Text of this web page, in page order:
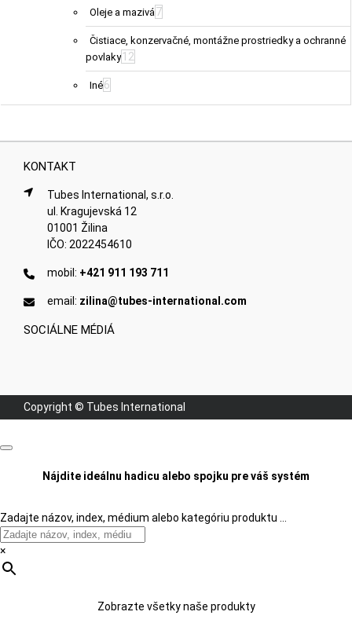
Oleje a mazivá7
Čistiace, konzervačné, montážne prostriedky a ochranné
povlaky 12
Iné6
KONTAKT
Tubes International, s.r.o.
ul. Kragujevská 12
01001 Žilina
IČO: 2022454610
mobil: +421 911 193 711
email: zilina@tubes-international.com
SOCIÁLNE MÉDIÁ
Copyright © Tubes International
Nájdite ideálnu hadicu alebo spojku pre váš systém
Zadajte názov, index, médium alebo kategóriu produktu …
×
Zobrazte všetky naše produkty